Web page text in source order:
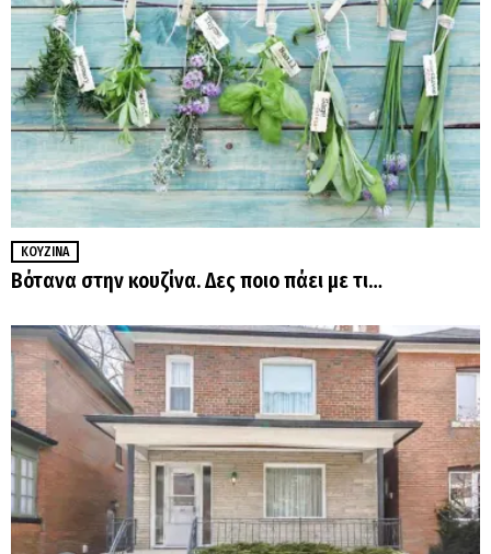
ΚΟΥΖΊΝΑ
Βότανα στην κουζίνα. Δες ποιο πάει με τι…